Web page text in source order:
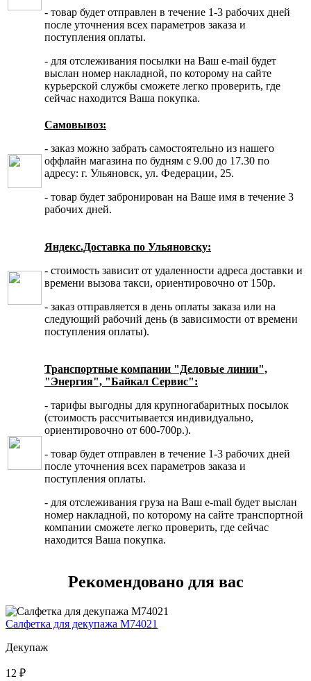
- товар будет отправлен в течение 1-3 рабочих дней
после уточнения всех параметров заказа и
поступления оплаты.
- для отслеживания посылки на Ваш e-mail будет
выслан номер накладной, по которому на сайте
курьерской службы сможете легко проверить, где
сейчас находится Ваша покупка.
Самовывоз:
- заказ можно забрать самостоятельно из нашего
оффлайн магазина по будням с 9.00 до 17.30 по
адресу: г. Ульяновск, ул. Федерации, 25.
- товар будет забронирован на Ваше имя в течение 3
рабочих дней.
Яндекс.Доставка по Ульяновску:
- стоимость зависит от удаленности адреса доставки и
времени вызова такси, ориентировочно от 150р.
- заказ отправляется в день оплаты заказа или на
следующий рабочий день (в зависимости от времени
поступления оплаты).
Транспортные компании "Деловые линии",
"Энергия", "Байкал Сервис":
- тарифы выгодны для крупногабаритных посылок
(стоимость рассчитывается индивидуально,
ориентировочно от 600-700р.).
- товар будет отправлен в течение 1-3 рабочих дней
после уточнения всех параметров заказа и
поступления оплаты.
- для отслеживания груза на Ваш e-mail будет выслан
номер накладной, по которому на сайте транспортной
компании сможете легко проверить, где сейчас
находится Ваша покупка.
Рекомендовано для вас
Салфетка для декупажа М74021
Декупаж
12 ₽